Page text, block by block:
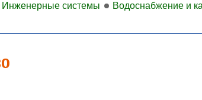
Инженерные системы Водоснабжение и